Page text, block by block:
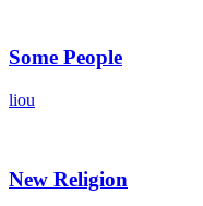
Some People
liou
New Religion